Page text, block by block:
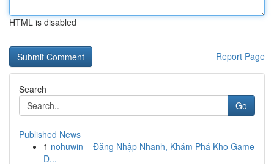
HTML is disabled
Report Page
Search
Go
Published News
1 nohuwin – Đăng Nhập Nhanh, Khám Phá Kho Game
Đ...